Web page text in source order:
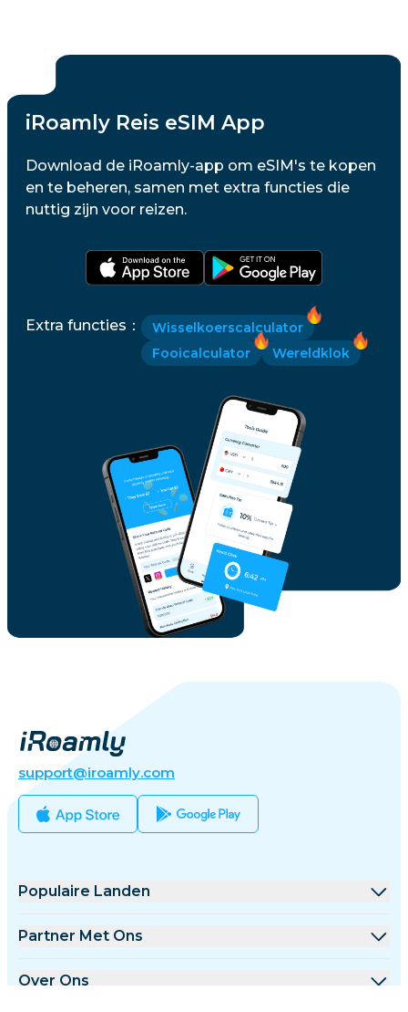
iRoamly Reis eSIM App
Download de iRoamly-app om eSIM's te kopen
en te beheren, samen met extra functies die
nuttig zijn voor reizen.
Extra functies ：
Wisselkoerscalculator
Fooicalculator
Wereldklok
support@iroamly.com
Populaire Landen
Verenigde Staten
Partner Met Ons
Groothandel Platform
Over Ons